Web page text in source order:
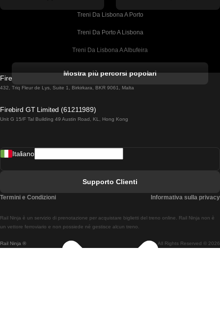
Treni Da Lisbona A Porto
Treni Da Porto A Lisbona
Treni Da Lisbona A Albufeira
Treni Da Lisbona A Lagos
Treni Da Lisbona A Madrid
Treni Da Lisbon A Braga
Treni Da Braga A Lisbona
Mostra più percorsi popolari
Firebird GT Limited (OC 1451)
432, Triq Fleur de Lys, Suite 1, Birkirkara, BKR 9061, Malta
Firebird GT Limited (61211989)
Unit G 15/F Tal Building 49 Austin Road, KL, Hong Kong
Rail Ninja ® All Rights Reserved © 2026
Rail Ninja è un servizio di prenotazione per acquistare biglietti del treno online. Rail Ninja non è
un vettore ferroviario e non possiede né gestisce alcun treno.
Italiano
Supporto Clienti
Termini e Condizioni Informativa sulla privacy